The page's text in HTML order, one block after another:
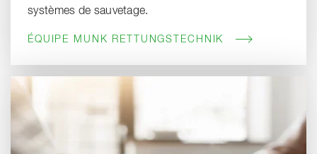
systèmes de sauvetage.
ÉQUIPE MUNK RETTUNGSTECHNIK